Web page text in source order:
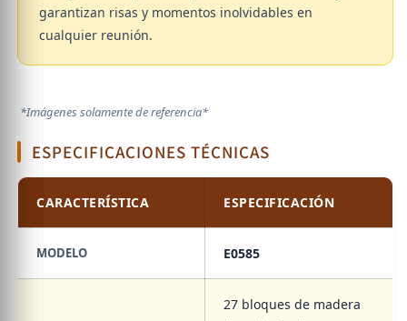
garantizan risas y momentos inolvidables en
cualquier reunión.
*Imágenes solamente de referencia*
ESPECIFICACIONES TÉCNICAS
CARACTERÍSTICA ESPECIFICACIÓN
MODELO E0585
27 bloques de madera